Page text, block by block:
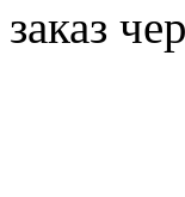
заказ